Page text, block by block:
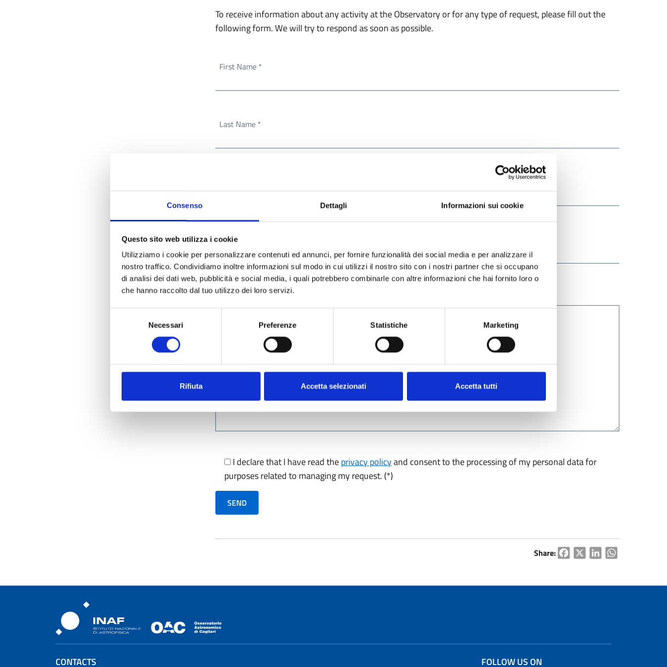
Consenso Dettagli Informazioni sui cookie
Questo sito web utilizza i cookie
Utilizziamo i cookie per personalizzare contenuti ed annunci, per fornire funzionalità dei social media e per analizzare il
nostro traffico. Condividiamo inoltre informazioni sul modo in cui utilizzi il nostro sito con i nostri partner che si occupano
di analisi dei dati web, pubblicità e social media, i quali potrebbero combinarle con altre informazioni che hai fornito loro o
che hanno raccolto dal tuo utilizzo dei loro servizi.
Necessari Preferenze Statistiche Marketing
Rifiuta Accetta selezionati Accetta tutti
To receive information about any activity at the Observatory or for any type of request, please fill out the
following form. We will try to respond as soon as possible.
First Name *
Last Name *
Phone Number *
Message
I declare that I have read theprivacy policyand consent to the processing of my personal data for
purposes related to managing my request. (*)
Share: Facebook LinkedIn
Osservatorio Astronomico Cagliari
CONTACTS FOLLOW US ON